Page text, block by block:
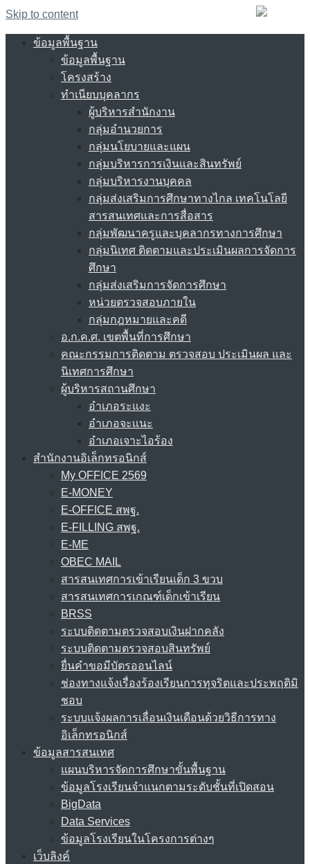
Skip to content
ข้อมูลพื้นฐาน
ข้อมูลพื้นฐาน
โครงสร้าง
ทำเนียบบุคลากร
ผู้บริหารสำนักงาน
กลุ่มอำนวยการ
กลุ่มนโยบายและแผน
กลุ่มบริหารการเงินและสินทรัพย์
กลุ่มบริหารงานบุคคล
กลุ่มส่งเสริมการศึกษาทางไกล เทคโนโลยี
สารสนเทศและการสื่อสาร
กลุ่มพัฒนาครูและบุคลากรทางการศึกษา
กลุ่มนิเทศ ติดตามและประเมินผลการจัดการ
ศึกษา
กลุ่มส่งเสริมการจัดการศึกษา
หน่วยตรวจสอบภายใน
กลุ่มกฎหมายและคดี
อ.ก.ค.ศ. เขตพื้นที่การศึกษา
คณะกรรมการติดตาม ตรวจสอบ ประเมินผล และ
นิเทศการศึกษา
ผู้บริหารสถานศึกษา
อำเภอระแงะ
อำเภอจะแนะ
อำเภอเจาะไอร้อง
สำนักงานอิเล็กทรอนิกส์
My OFFICE 2569
E-MONEY
E-OFFICE สพฐ.
E-FILLING สพฐ.
E-ME
OBEC MAIL
สารสนเทศการเข้าเรียนเด็ก 3 ขวบ
สารสนเทศการเกณฑ์เด็กเข้าเรียน
BRSS
ระบบติดตามตรวจสอบเงินฝากคลัง
ระบบติดตามตรวจสอบสินทรัพย์
ยื่นคำขอมีบัตรออนไลน์
ช่องทางแจ้งเรื่องร้องเรียนการทุจริตและประพฤติมิ
ชอบ
ระบบแจ้งผลการเลื่อนเงินเดือนด้วยวิธีการทาง
อิเล็กทรอนิกส์
ข้อมูลสารสนเทศ
แผนบริหารจัดการศึกษาขั้นพื้นฐาน
ข้อมูลโรงเรียนจำแนกตามระดับชั้นที่เปิดสอน
BigData
Data Services
ข้อมูลโรงเรียนในโครงการต่างๆ
เว็บลิงค์